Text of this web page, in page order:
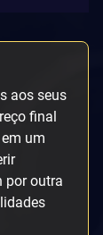
aos seus
final
um
por outra